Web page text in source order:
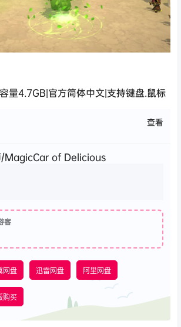
量4.7GB|官方简体中文|支持键盘.鼠标
查看
/MagicCar of Delicious
客
网盘 迅雷网盘 阿里网盘
购买